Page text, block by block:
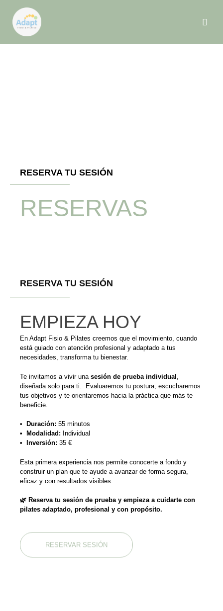
RESERVA TU SESIÓN
RESERVAS
RESERVA TU SESIÓN
EMPIEZA HOY
En Adapt Fisio & Pilates creemos que el movimiento, cuando
está guiado con atención profesional y adaptado a tus
necesidades, transforma tu bienestar.
Te invitamos a vivir una sesión de prueba individual
diseñada solo para ti. Evaluaremos tu postura, escucharemos
tus objetivos y te orientaremos hacia la práctica que más te
beneficie.
• Duración: 55 minutos
•
Modalidad: Individual
•
Inversión: 35 €
Esta primera experiencia nos permite conocerte a fondo y
construir un plan que te ayude a avanzar de forma segura,
eficaz y con resultados visibles.
🌿 Reserva tu sesión de prueba y empieza a cuidarte con
pilates adaptado, profesional y con propósito.
RESERVAR SESIÓN